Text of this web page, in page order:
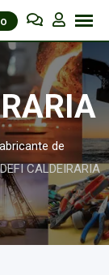
de
CALDEIRARIA